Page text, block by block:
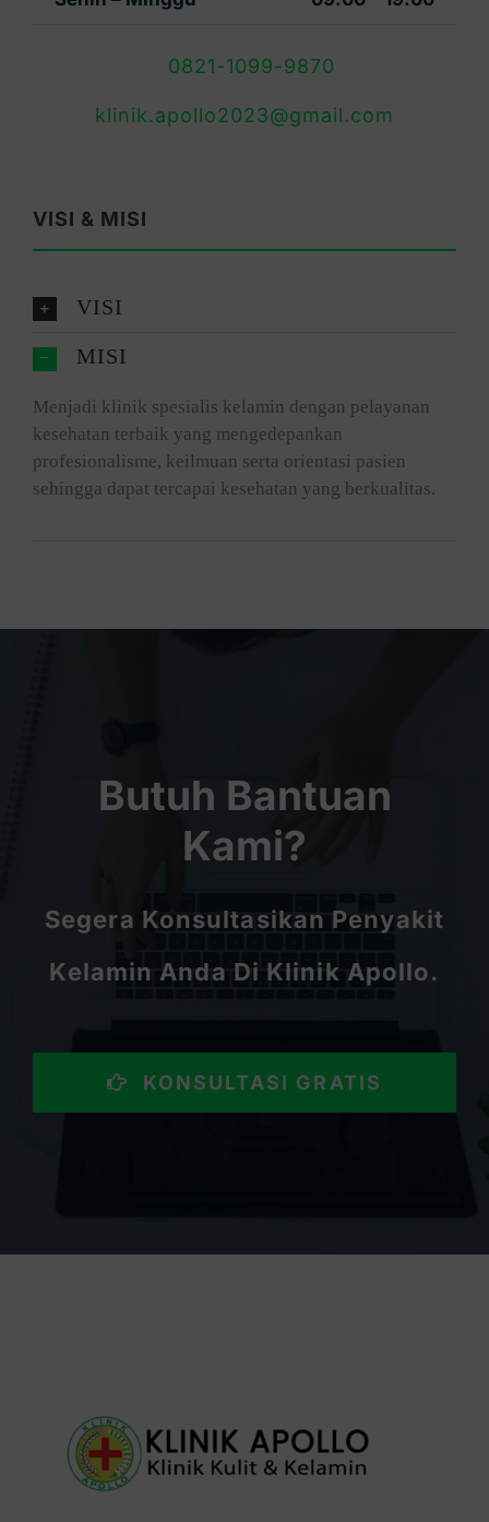
0821-1099-9870
klinik.apollo2023@gmail.com
VISI & MISI
VISI
MISI
Menjadi klinik spesialis kelamin dengan pelayanan
kesehatan terbaik yang mengedepankan
profesionalisme, keilmuan serta orientasi pasien
sehingga dapat tercapai kesehatan yang berkualitas.
Butuh Bantuan
Kami?
Segera Konsultasikan Penyakit
Kelamin Anda Di Klinik Apollo.
KONSULTASI GRATIS